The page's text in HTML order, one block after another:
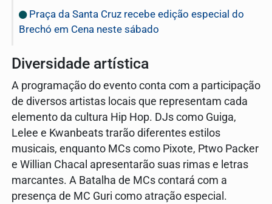
Praça da Santa Cruz recebe edição especial do
Brechó em Cena neste sábado
Diversidade artística
A programação do evento conta com a participação
de diversos artistas locais que representam cada
elemento da cultura Hip Hop. DJs como Guiga,
Lelee e Kwanbeats trarão diferentes estilos
musicais, enquanto MCs como Pixote, Ptwo Packer
e Willian Chacal apresentarão suas rimas e letras
marcantes. A Batalha de MCs contará com a
presença de MC Guri como atração especial.